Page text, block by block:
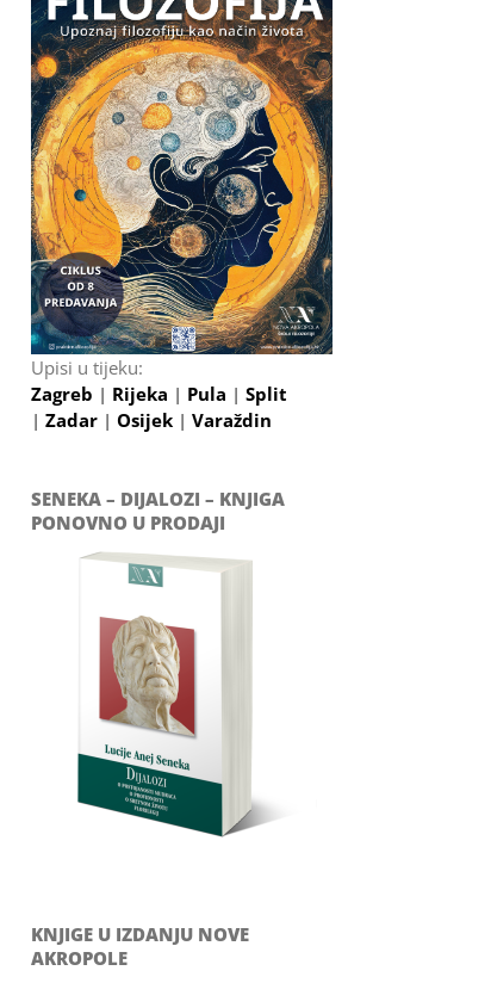
Upisi u tijeku:
Zagreb | Rijeka | Pula | Split
| Zadar | Osijek | Varaždin
SENEKA – DIJALOZI – KNJIGA
PONOVNO U PRODAJI
KNJIGE U IZDANJU NOVE
AKROPOLE